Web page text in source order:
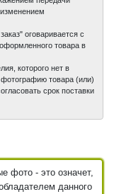
оговаривается с
товара в
которого нет в
фотографию товара (или)
срок поставки
фото - это означет,
данного